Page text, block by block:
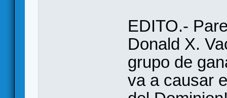
EDITO.-
Donald X.
grupo de
va a causar